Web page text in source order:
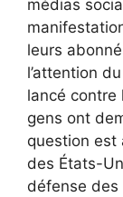
médias
leurs
l’attention
lancé contre
gens ont
question est
des États-
défense des